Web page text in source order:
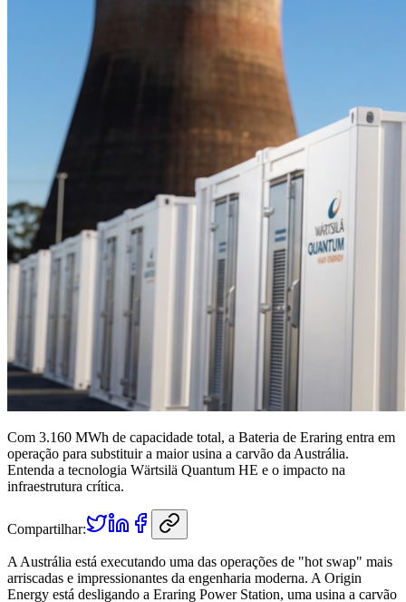
Com 3.160 MWh de capacidade total, a Bateria de Eraring entra em
operação para substituir a maior usina a carvão da Austrália.
Entenda a tecnologia Wärtsilä Quantum HE e o impacto na
infraestrutura crítica.
Compartilhar:
A Austrália está executando uma das operações de "hot swap" mais
arriscadas e impressionantes da engenharia moderna. A Origin
Energy está desligando a Eraring Power Station, uma usina a carvão